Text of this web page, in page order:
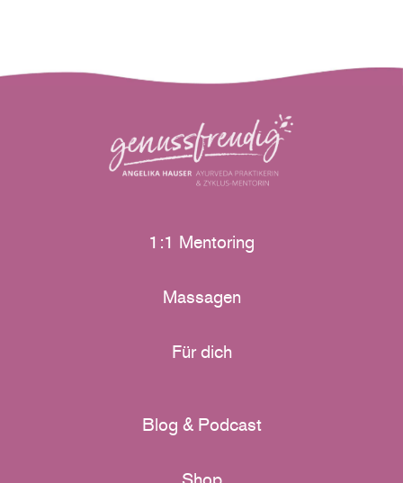
1:1 Mentoring
Massagen
Für dich
Blog & Podcast